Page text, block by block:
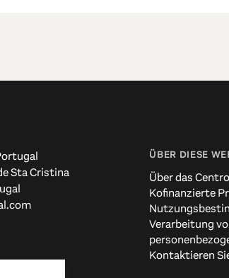
Sta Cristina
ÜBER DIESE
Über das
Kofinanzierte
Verarbeitung
Kontaktieren